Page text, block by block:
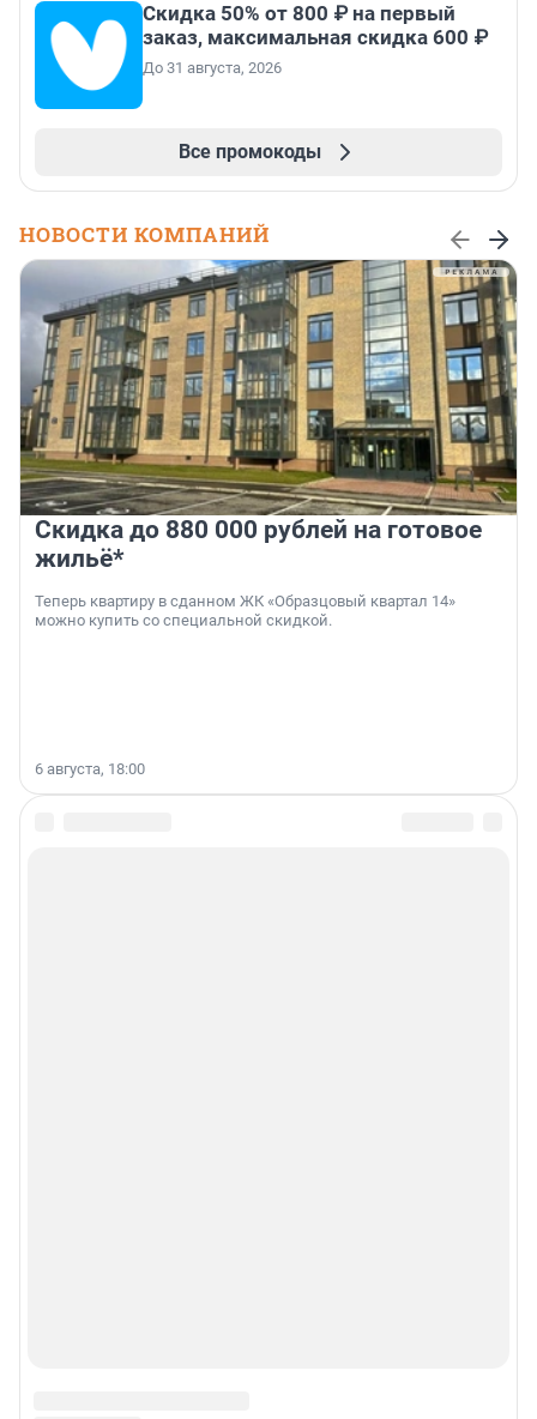
Скидка 50% от 800 ₽ на первый
заказ, максимальная скидка 600 ₽
До 31 августа, 2026
Все промокоды
НОВОСТИ КОМПАНИЙ
Скидка до 880 000 рублей на готовое
жильё*
Теперь квартиру в сданном ЖК «Образцовый квартал 14»
можно купить со специальной скидкой.
6 августа, 18:00